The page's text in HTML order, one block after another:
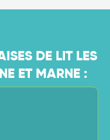
DE LIT LES
ET MARNE :